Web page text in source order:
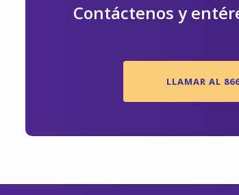
Contáctenos y
LLAMAR AL